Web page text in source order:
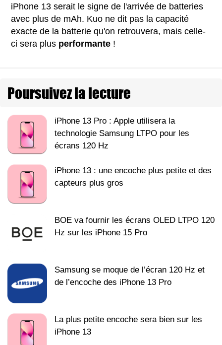
iPhone 13 serait le signe de l'arrivée de batteries
avec plus de mAh. Kuo ne dit pas la capacité
exacte de la batterie qu'on retrouvera, mais celle-
ci sera plus performante !
Poursuivez la lecture
iPhone 13 Pro : Apple utilisera la
technologie Samsung LTPO pour les
écrans 120 Hz
iPhone 13 : une encoche plus petite et des
capteurs plus gros
BOE va fournir les écrans OLED LTPO 120
Hz sur les iPhone 15 Pro
Samsung se moque de l’écran 120 Hz et
de l’encoche des iPhone 13 Pro
La plus petite encoche sera bien sur les
iPhone 13